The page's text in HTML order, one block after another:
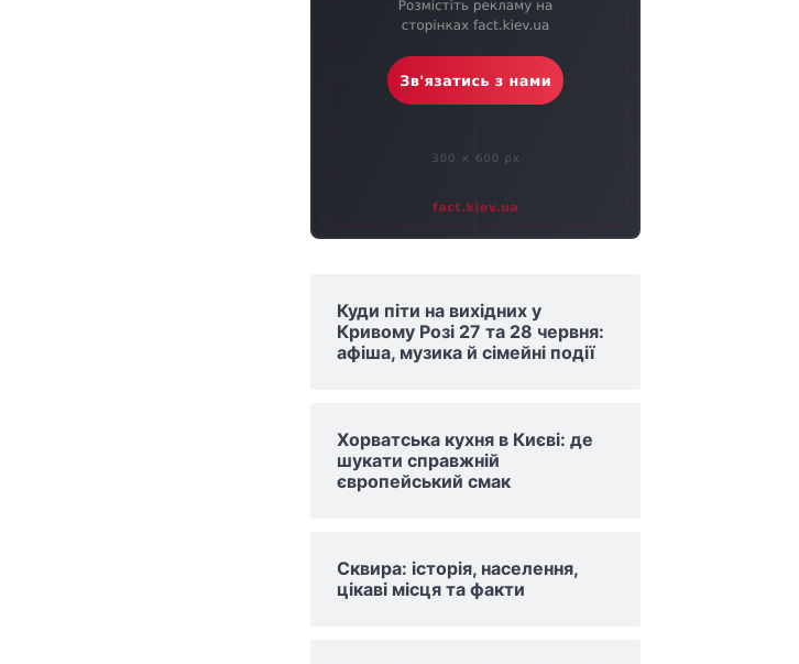
Куди піти на вихідних у
Кривому Розі 27 та 28 червня:
афіша, музика й сімейні події
Хорватська кухня в Києві: де
шукати справжній
європейський смак
Сквира: історія, населення,
цікаві місця та факти